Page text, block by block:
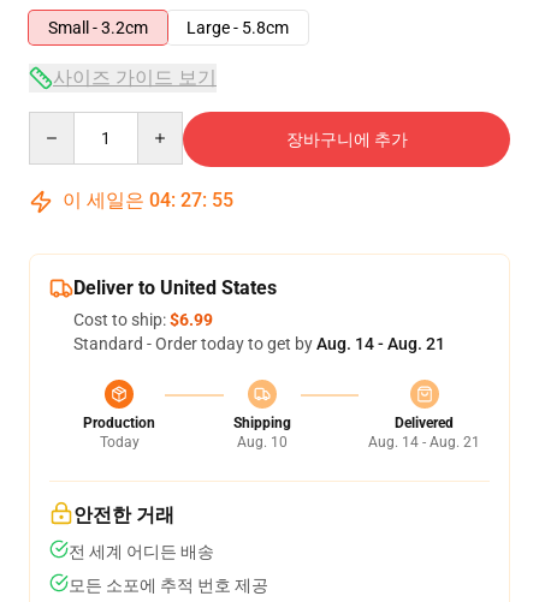
Small - 3.2cm
Large - 5.8cm
사이즈 가이드 보기
장바구니에 추가
이 세일은 04: 27: 54
Deliver to United States
Cost to ship:$6.99
Standard - Order today to get byAug. 14 - Aug. 21
Production
Today
Shipping
Aug. 10
Delivered
Aug. 14 - Aug. 21
안전한 거래
전 세계 어디든 배송
모든 소포에 추적 번호 제공